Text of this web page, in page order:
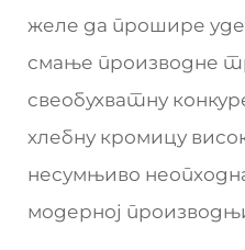
желе да прошире
смање производне
свеобухватну
хлебну кромицу
несумњиво
модерној